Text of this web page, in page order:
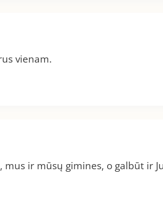
vienam.
ir mūsų gimines, o galbūt ir